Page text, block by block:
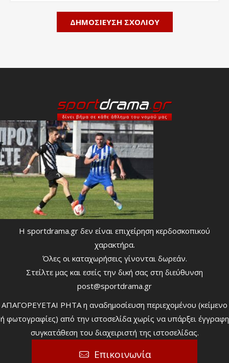
Η sportdrama.gr δεν είναι επιχείρηση κερδοσκοπικού
χαρακτήρα.
Όλες οι καταχωρήσεις γίνονται δωρεάν.
Στείλτε μας και εσείς την δική σας στη διεύθυνση
post@sportdrama.gr
ΑΠΑΓΟΡΕΥΕΤΑΙ ΡΗΤΑ η αναδημοσίευση περιεχομένου (κείμενο
ή φωτογραφίες) από την ιστοσελίδα χωρίς να υπάρξει έγγραφη
συγκατάθεση του διαχειριστή της ιστοσελίδας.
Επικοινωνία